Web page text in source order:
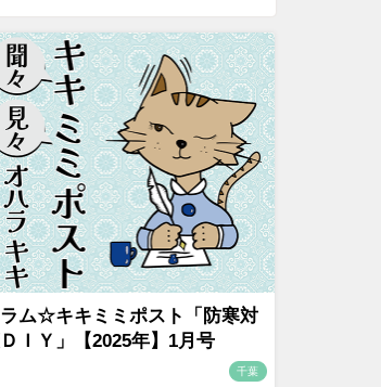
ム☆キキミミポスト「防寒対
ＩＹ」【2025年】1月号
千葉